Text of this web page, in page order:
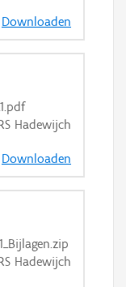
Downloaden
Hadewijch
Downloaden
Hadewijch